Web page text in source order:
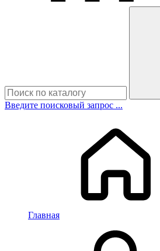
Введите поисковый запрос ...
Главная